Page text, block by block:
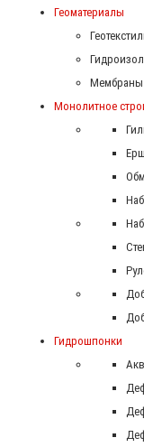
Геоматериалы
Мембраны
Монолитное
Гидрошпонки